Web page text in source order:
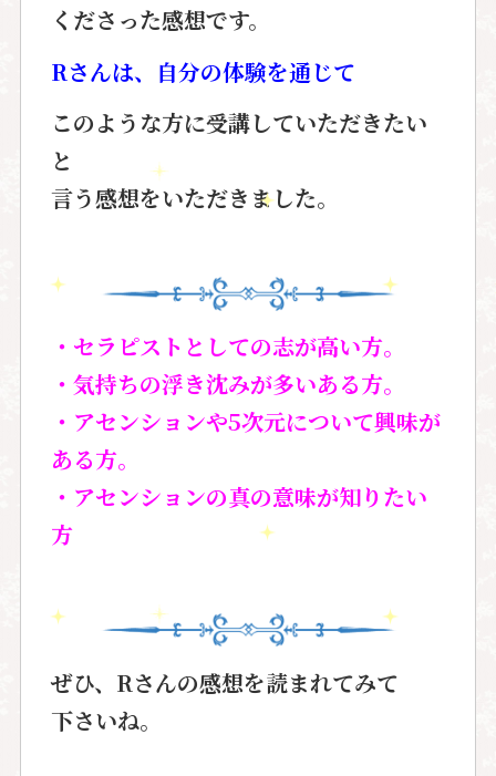
くださった感想です。
Rさんは、自分の体験を通じて
このような方に受講していただきたい
と
言う感想をいただきました。
・セラピストとしての志が高い方。
・気持ちの浮き沈みが多いある方。
・アセンションや5次元について興味が
ある方。
・アセンションの真の意味が知りたい
方
ぜひ、 Rさんの感想を読まれてみて
下さいね。